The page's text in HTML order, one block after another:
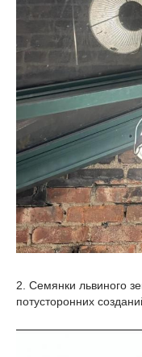
2. Семянки львиного
потусторонних